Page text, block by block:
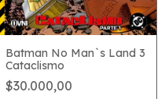
Batman No Man`s Land 3
Cataclismo
$30.000,00